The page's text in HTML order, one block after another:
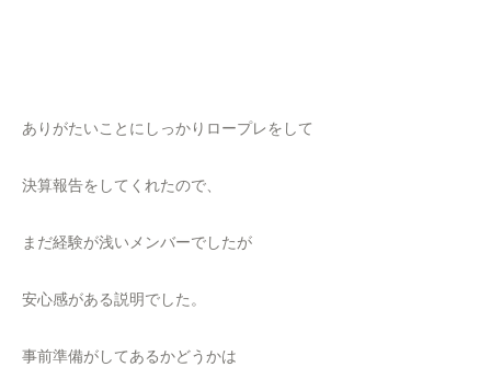
ありがたいことにしっかりロープレをして
決算報告をしてくれたので、
まだ経験が浅いメンバーでしたが
安心感がある説明でした。
事前準備がしてあるかどうかは